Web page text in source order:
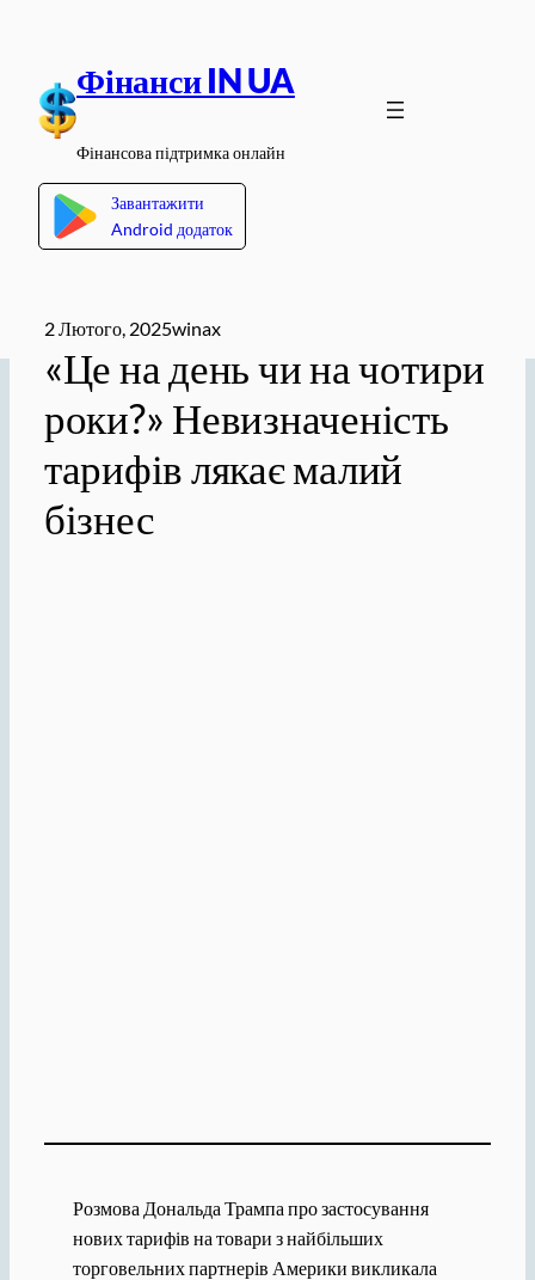
вмісту
Фінанси IN UA
Фінансова підтримка онлайн
Завантажити
Android додаток
2 Лютого, 2025winax
«Це на день чи на чотири
роки?» Невизначеність
тарифів лякає малий
бізнес
Розмова Дональда Трампа про застосування
нових тарифів на товари з найбільших
торговельних партнерів Америки викликала